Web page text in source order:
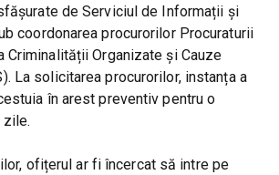
de Serviciul de Informații și
coordonarea procurorilor Procuraturii
Criminalității Organizate și Cauze
La solicitarea procurorilor, instanța a
în arest preventiv pentru o
zile.
ofițerul ar fi încercat să intre pe